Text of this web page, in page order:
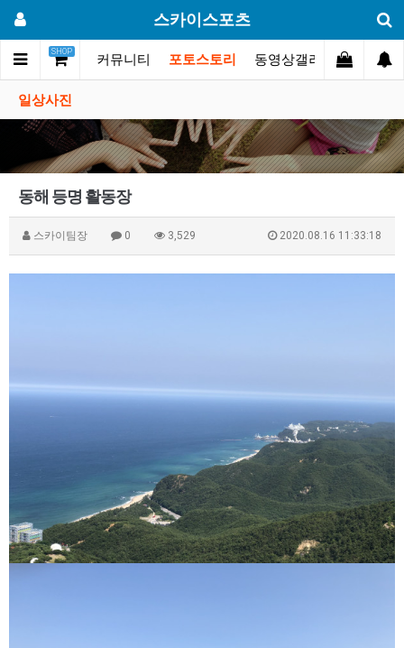
스카이스포츠
SHOP
카이스포츠? 커뮤니티 포토스토리 동영상갤러리 대회.행
일상사진
동해 등명 활동장
스카이팀장 0 3,529 2020.08.16 11:33:18